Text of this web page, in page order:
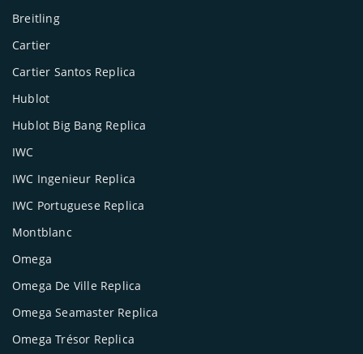
Breitling
Cartier
Cartier Santos Replica
Hublot
Hublot Big Bang Replica
IWC
IWC Ingenieur Replica
IWC Portuguese Replica
Montblanc
Omega
Omega De Ville Replica
Omega Seamaster Replica
Omega Trésor Replica